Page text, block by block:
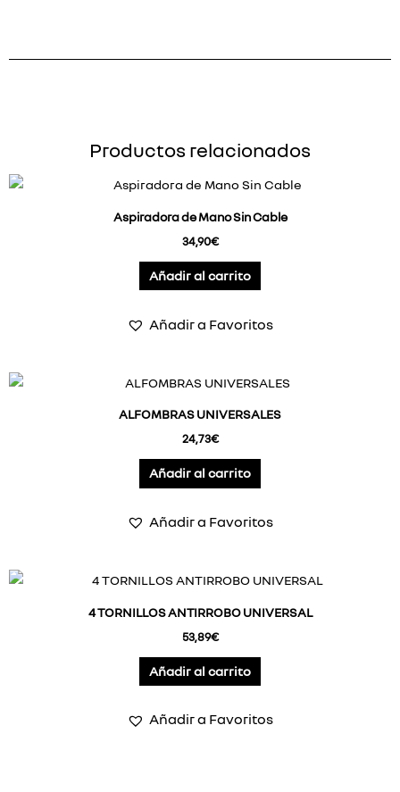
Productos relacionados
Aspiradora de Mano Sin Cable
34,90€
Añadir al carrito
Añadir a Favoritos
ALFOMBRAS UNIVERSALES
24,73€
Añadir al carrito
Añadir a Favoritos
4 TORNILLOS ANTIRROBO UNIVERSAL
53,89€
Añadir al carrito
Añadir a Favoritos